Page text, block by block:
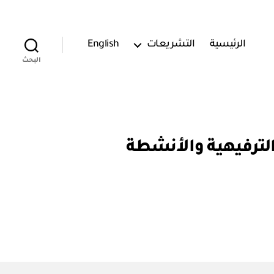
الرئيسية التشريعات English
البحث
الترفيهية والأنشطة